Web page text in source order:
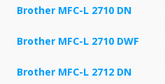
Brother MFC-L 2710 DN
Brother MFC-L 2710 DWF
Brother MFC-L 2712 DN